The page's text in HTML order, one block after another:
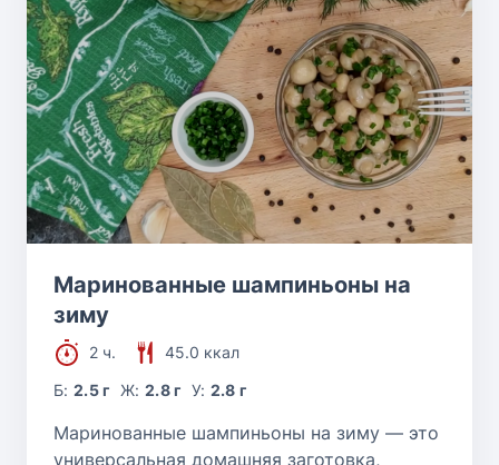
Маринованные шампиньоны на
зиму
2 ч.
45.0 ккал
Б:2.5 г Ж: 2.8 г У: 2.8 г
Маринованные шампиньоны на зиму — это
универсальная домашняя заготовка,